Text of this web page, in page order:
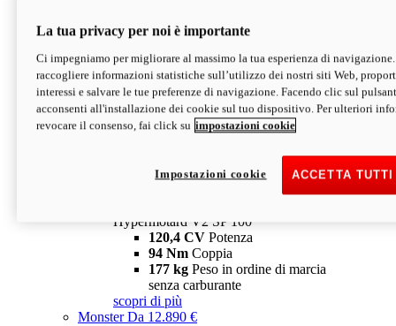
V2 SP
Hypermotard V2 SP
120,4 CVPotenza
94 NmCoppia
177 kgPeso in ordine di marcia
senza carburante
Depotenziata 35 kW: 18.890 € i
configura scopri di più
Hypermotard V2 SP 100
120,4 CV Potenza
94 Nm Coppia
177 kg Peso in ordine di marcia
senza carburante
scopri di più
MonsterDa 12.890 €
La tua privacy per noi è importante
Ci impegniamo per migliorare al massimo la tua esperienza di
raccogliere informazioni statistiche sull’utilizzo dei nostri siti Web,
interessi e salvare le tue preferenze di navigazione. Facendo clic sul
acconsenti all'installazione dei cookie sul tuo dispositivo. Per ulteriori
revocare il consenso, fai click su impostazioni cookie
ACCETTA
Impostazioni cookie